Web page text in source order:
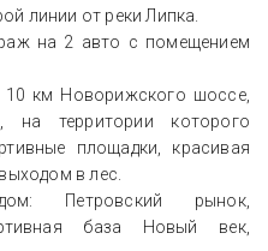
линии от реки Липка.
на 2 авто с помещением
10 км Новорижского шоссе,
на территории которого
площадки, красивая
в лес.
Петровский рынок,
база Новый век,